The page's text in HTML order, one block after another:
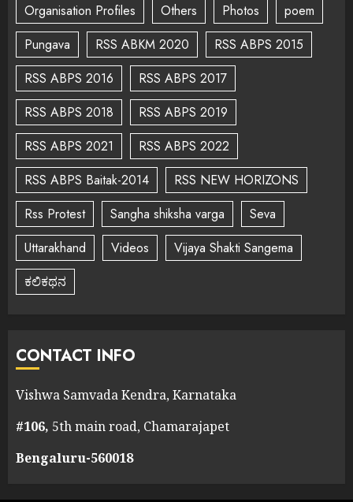
Organisation Profiles
Others Photos
poem
Pungava
RSS ABKM 2020
RSS ABPS 2015
RSS ABPS 2016
RSS ABPS 2017
RSS ABPS 2018
RSS ABPS 2019
RSS ABPS 2021
RSS ABPS 2022
RSS ABPS Baitak-2014
RSS NEW HORIZONS
Rss Protest
Sangha shiksha varga
Seva
Uttarakhand
Videos
Vijaya Shakti Sangema
ಕಲಿಕಥನ
CONTACT INFO
Vishwa Samvada Kendra, Karnataka
#106, 5th main road, Chamarajapet
Bengaluru-560018